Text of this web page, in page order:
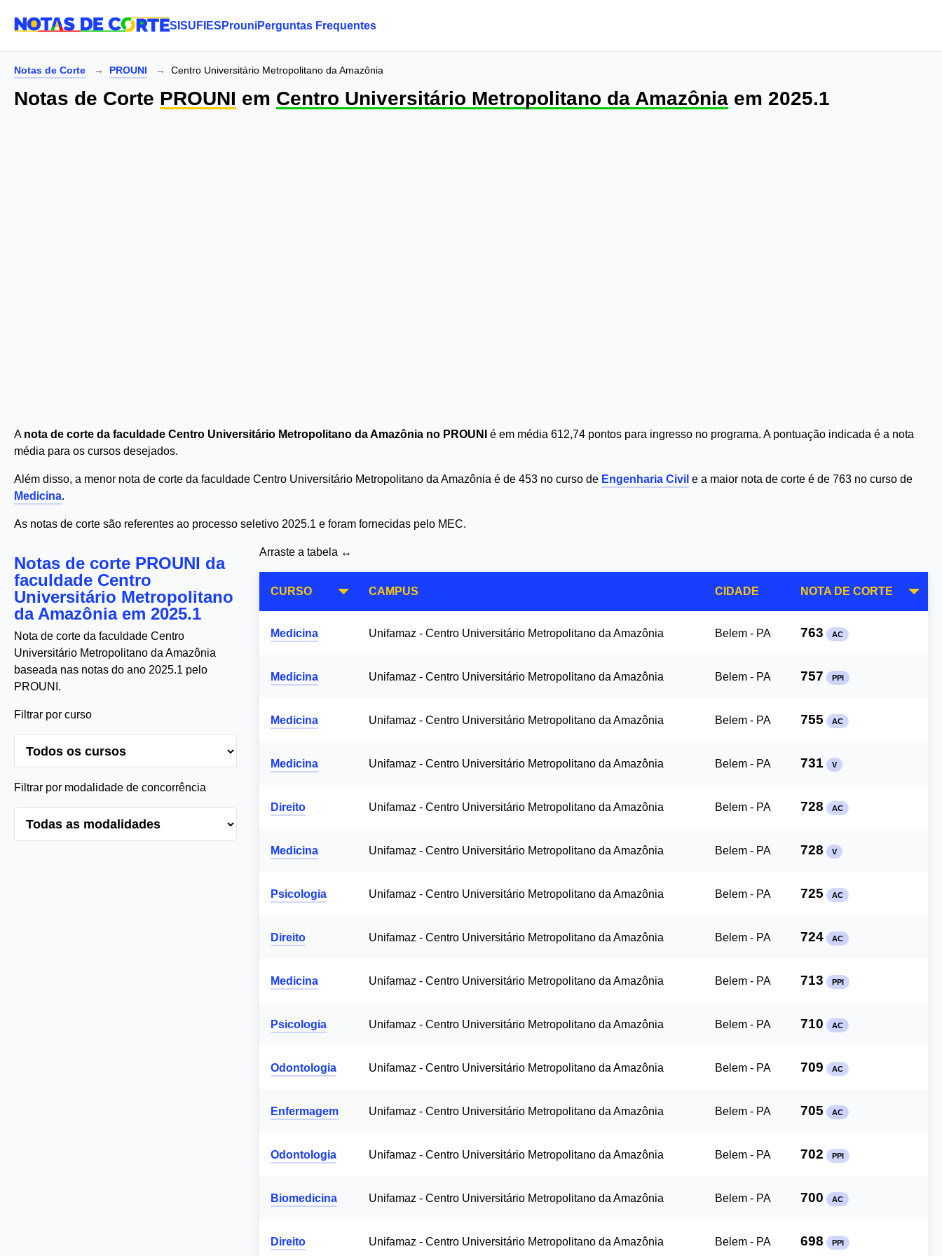
SISU FIES ProuniPerguntas Frequentes
Notas de Corte PROUNI Centro Universitário Metropolitano da Amazônia
Notas de Corte PROUNI em Centro Universitário Metropolitano da Amazônia em 2025.1
A nota de corte da faculdade Centro Universitário Metropolitano da Amazônia no PROUNI
é em média 612,74 pontos para ingresso no programa. A pontuação indicada é a nota
média para os cursos desejados.
Além disso, a menor nota de corte da faculdade Centro Universitário Metropolitano da Amazônia é de 453 no curso de Engenharia Civil e a maior nota de corte é de 763 no curso de
Medicina.
As notas de corte são referentes ao processo seletivo 2025.1 e foram fornecidas pelo MEC.
Notas de corte PROUNI da
faculdade Centro
Universitário Metropolitano
da Amazônia em 2025.1
Nota de corte da faculdade Centro
Universitário Metropolitano da Amazônia
baseada nas notas do ano 2025.1 pelo
PROUNI.
Filtrar por curso
Filtrar por modalidade de concorrência
Arraste a tabela ↔
CURSO CAMPUS CIDADE NOTA DE CORTE
Medicina Unifamaz - Centro Universitário Metropolitano da Amazônia Belem - PA 763 AC
Medicina Unifamaz - Centro Universitário Metropolitano da Amazônia Belem - PA 757 PPI
Medicina Unifamaz - Centro Universitário Metropolitano da Amazônia Belem - PA 755 AC
Medicina Unifamaz - Centro Universitário Metropolitano da Amazônia Belem - PA 731 V
Direito Unifamaz - Centro Universitário Metropolitano da Amazônia Belem - PA 728 AC
Medicina Unifamaz - Centro Universitário Metropolitano da Amazônia Belem - PA 728 V
Psicologia Unifamaz - Centro Universitário Metropolitano da Amazônia Belem - PA 725 AC
Direito Unifamaz - Centro Universitário Metropolitano da Amazônia Belem - PA 724 AC
Medicina Unifamaz - Centro Universitário Metropolitano da Amazônia Belem - PA 713 PPI
Psicologia Unifamaz - Centro Universitário Metropolitano da Amazônia Belem - PA 710 AC
Odontologia Unifamaz - Centro Universitário Metropolitano da Amazônia Belem - PA 709 AC
Enfermagem Unifamaz - Centro Universitário Metropolitano da Amazônia Belem - PA 705 AC
Odontologia Unifamaz - Centro Universitário Metropolitano da Amazônia Belem - PA 702 PPI
Biomedicina Unifamaz - Centro Universitário Metropolitano da Amazônia Belem - PA 700 AC
Direito Unifamaz - Centro Universitário Metropolitano da Amazônia Belem - PA 698 PPI